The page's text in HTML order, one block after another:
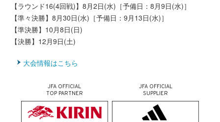
【ラウンド16(4回戦)】8月2日(水)［予備日：8月9日(水)］
【準々決勝】8月30日(水)［予備日：9月13日(水)］
【準決勝】10月8日(日)
【決勝】12月9日(土)
大会情報はこちら
JFA OFFICIAL
TOP PARTNER
JFA OFFICIAL
SUPPLIER